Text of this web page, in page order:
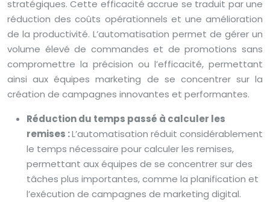
stratégiques. Cette efficacité accrue se traduit par une
réduction des coûts opérationnels et une amélioration
de la productivité. L’automatisation permet de gérer un
volume élevé de commandes et de promotions sans
compromettre la précision ou l’efficacité, permettant
ainsi aux équipes marketing de se concentrer sur la
création de campagnes innovantes et performantes.
Réduction du temps passé à calculer les
remises :L’automatisation réduit considérablement
le temps nécessaire pour calculer les remises,
permettant aux équipes de se concentrer sur des
tâches plus importantes, comme la planification et
l’exécution de campagnes de marketing digital.